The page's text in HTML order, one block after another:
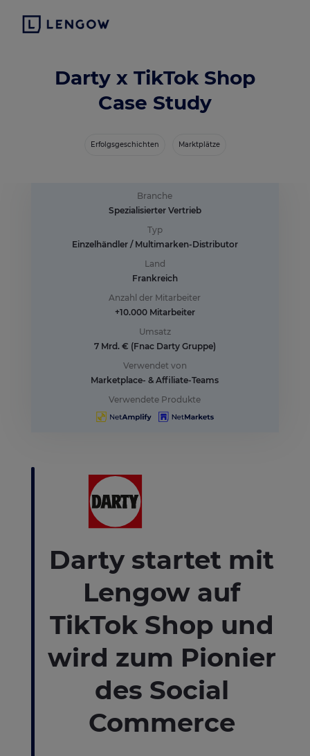
Darty x TikTok Shop
Case Study
Erfolgsgeschichten Marktplätze
Darty startet mit
Lengow auf
TikTok Shop und
wird zum Pionier
des Social
Commerce
Branche
Spezialisierter Vertrieb
Typ
Einzelhändler / Multimarken-Distributor
Land
Frankreich
Anzahl der Mitarbeiter
+10.000 Mitarbeiter
Umsatz
7 Mrd. € (Fnac Darty Gruppe)
Verwendet von
Marketplace- & Affiliate-Teams
Verwendete Produkte